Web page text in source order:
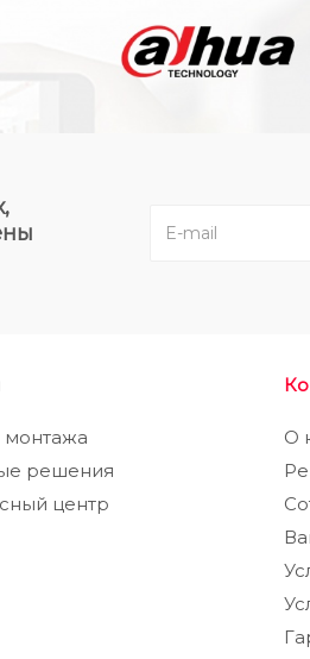
монтажа
решения
центр
О